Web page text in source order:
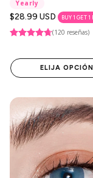
Yearly
Precio
regular
$28.99 USD BUY 1 GET 1
(120 reseñas)
ELIJA OPCIÓN